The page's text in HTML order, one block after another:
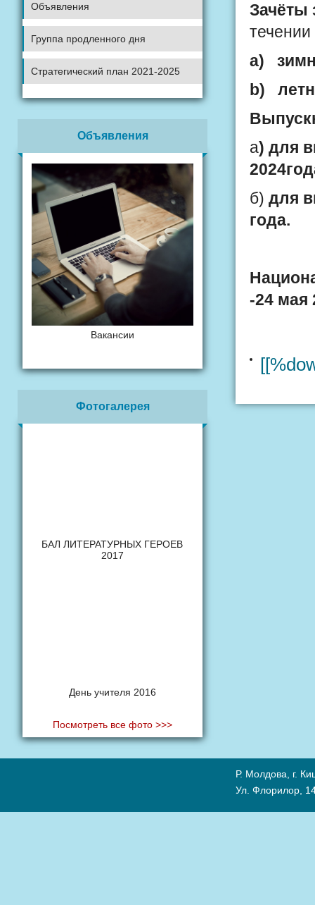
Объявления
Группа продленного дня
Стратегический план 2021-2025
Объявления
Вакансии
Фотогалерея
БАЛ ЛИТЕРАТУРНЫХ ГЕРОЕВ
2017
День учителя 2016
Посмотреть все фото >>>
Зачёты
a)
b)
а) для
2024
б) для
года.
-24 мая
Р. Молдова, г.
Ул. Флорилор,